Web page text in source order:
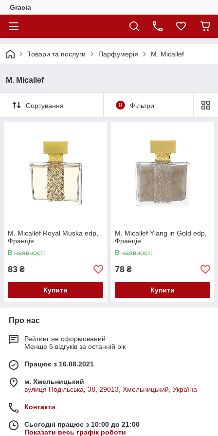
Gracia
Товари та послуги Парфумерія M. Micallef
M. Micallef
Сортування 0 Фільтри
M. Micallef Royal Muska edp,
Франція
В наявності
83 ₴
Купити
M. Micallef Ylang in Gold edp,
Франція
В наявності
78 ₴
Купити
Про нас
Рейтинг не сформований
Менше 5 відгуків за останній рік
Працює з 16.08.2021
м. Хмельницький
вулиця Подільська, 38, 29013, Хмельницький, Україна
Контакти
Сьогодні працює з 10:00 до 21:00
Показати весь графік роботи